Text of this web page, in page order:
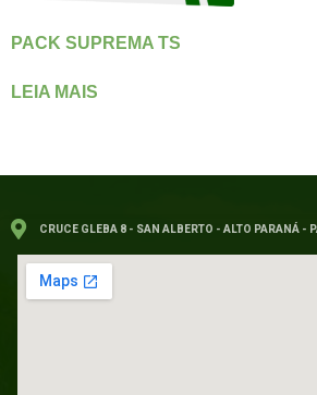
PACK SUPREMA TS
LEIA MAIS
CRUCE GLEBA 8 - SAN ALBERTO - ALTO PARANÁ -